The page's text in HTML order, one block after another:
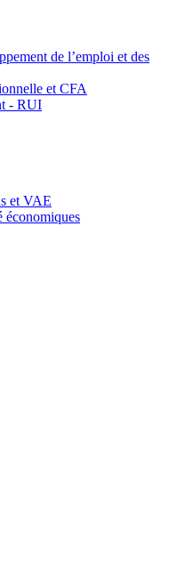
de l’emploi et des
et CFA
- RUI
et VAE
économiques